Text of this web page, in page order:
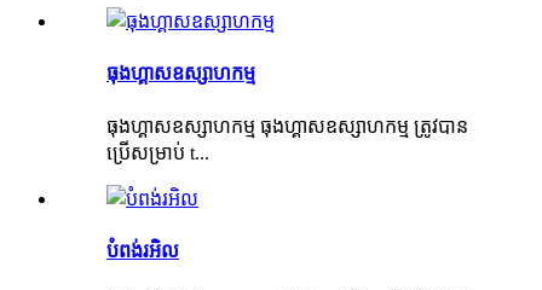
ធុងហ្គាសឧស្សាហកម្ម
ធុងហ្គាសឧស្សាហកម្ម ធុងហ្គាសឧស្សាហកម្ម ត្រូវបាន
ប្រើសម្រាប់ t...
បំពង់រអិល